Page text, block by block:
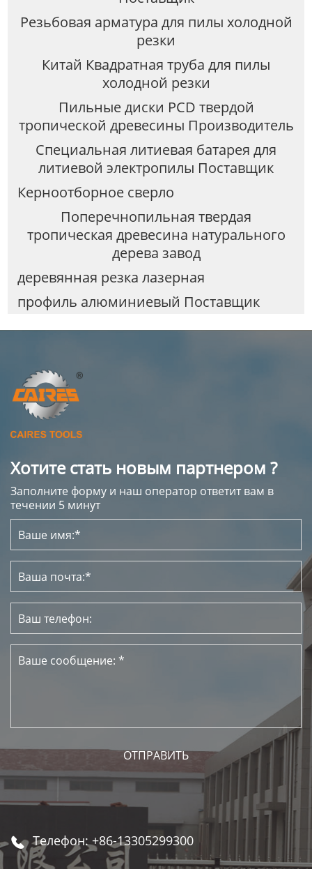
Резьбовая арматура для пилы холодной
резки
Китай Квадратная труба для пилы
холодной резки
Пильные диски PCD твердой
тропической древесины Производитель
Специальная литиевая батарея для
литиевой электропилы Поставщик
Керноотборное сверло
Поперечнопильная твердая
тропическая древесина натурального
дерева завод
деревянная резка лазерная
профиль алюминиевый Поставщик
Хотите стать новым партнером ?
Заполните форму и наш оператор ответит вам в
течении 5 минут
 Телефон: +86-13305299300